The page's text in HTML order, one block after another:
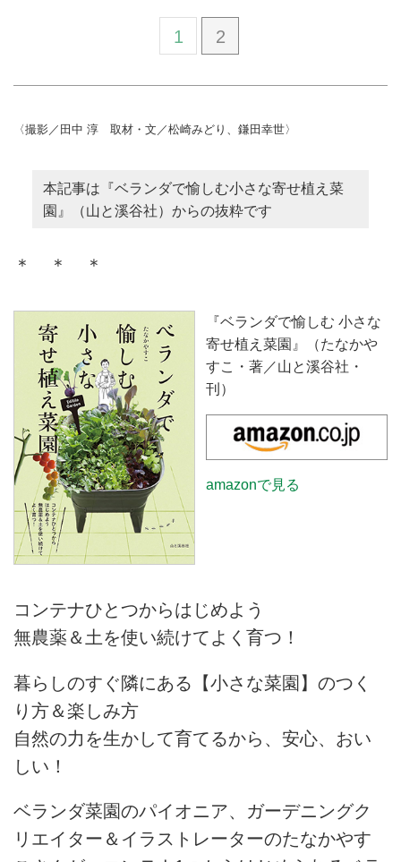
てさまざまな野菜がつくれます。
本記事では『ベランダで愉しむ
社）より、これからの季節に挑戦
ます。
自宅ベランダの小さな菜園で野菜
や花、ハーブの寄せ植えを楽しん
て暮らすベランダは、まるでハー
植え菜園』（山と溪谷社）より、
ハーブ栽培のコツや収穫後の愉し
み方をご紹介します。
1 2
〈撮影／田中 淳 取材・文／松崎みどり、鎌田幸世〉
本記事は『ベランダで愉しむ小さな寄せ植え菜
園』（山と溪谷社）からの抜粋です
＊ ＊ ＊
『ベランダで愉しむ 小さな
寄せ植え菜園』（たなかや
すこ・著／山と溪谷社・
刊）
amazonで見る
コンテナひとつからはじめよう
無農薬＆土を使い続けてよく育つ！
暮らしのすぐ隣にある【小さな菜園】のつく
り方＆楽しみ方
自然の力を生かして育てるから、安心、おい
しい！
ベランダ菜園のパイオニア、ガーデニングク
リエイター＆イラストレーターのたなかやす